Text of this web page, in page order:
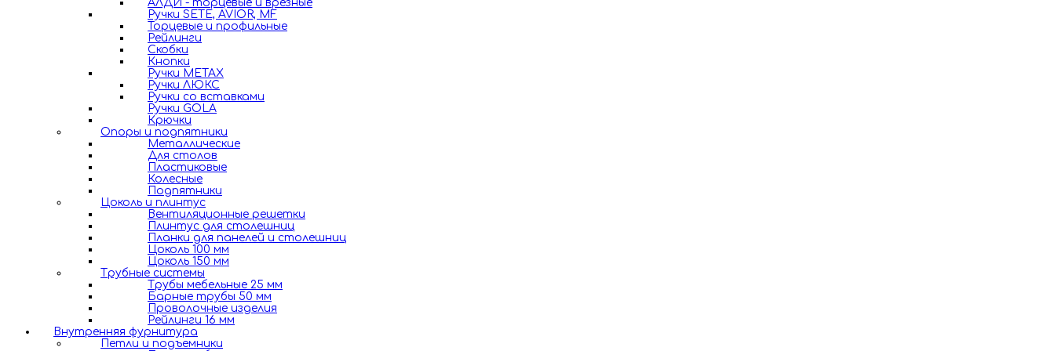
АЛДИ - торцевые и врезные
Ручки SETE, AVIOR, MF
Торцевые и профильные
Рейлинги
Скобки
Кнопки
Ручки METAX
Ручки ЛЮКС
Ручки со вставками
Ручки GOLA
Крючки
Опоры и подпятники
Металлические
Для столов
Пластиковые
Колесные
Подпятники
Цоколь и плинтус
Вентиляционные решетки
Плинтус для столешниц
Планки для панелей и столешниц
Цоколь 100 мм
Цоколь 150 мм
Трубные системы
Трубы мебельные 25 мм
Барные трубы 50 мм
Проволочные изделия
Рейлинги 16 мм
Внутренняя фурнитура
Петли и подъемники